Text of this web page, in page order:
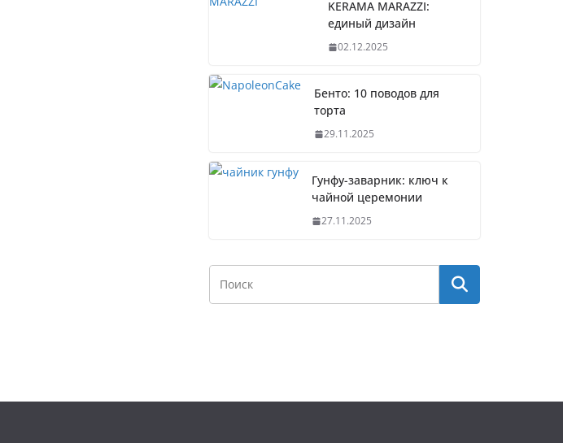
KERAMA MARAZZI:
единый дизайн
02.12.2025
Бенто: 10 поводов для
торта
29.11.2025
Гунфу-заварник: ключ к
чайной церемонии
27.11.2025